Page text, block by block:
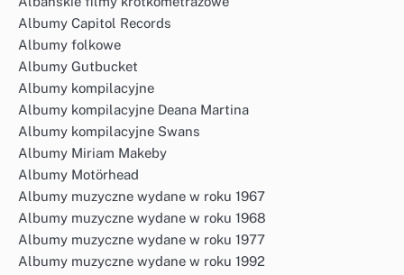
Albumy Capitol Records
Albumy folkowe
Albumy Gutbucket
Albumy kompilacyjne
Albumy kompilacyjne Deana Martina
Albumy kompilacyjne Swans
Albumy Miriam Makeby
Albumy Motörhead
Albumy muzyczne wydane w roku 1967
Albumy muzyczne wydane w roku 1968
Albumy muzyczne wydane w roku 1977
Albumy muzyczne wydane w roku 1992